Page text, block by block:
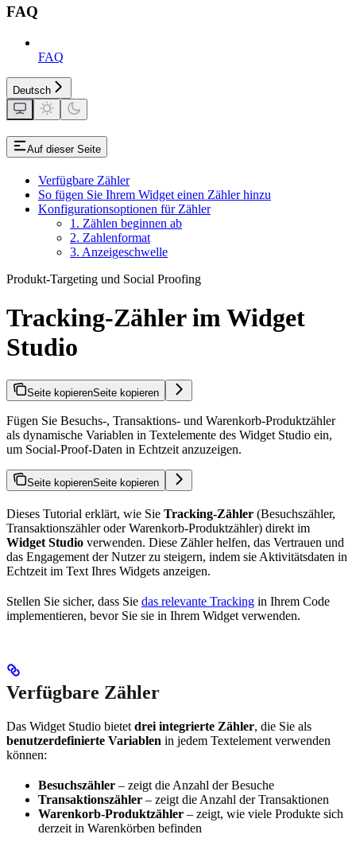
FAQ
FAQ
Deutsch
Auf dieser Seite
Verfügbare Zähler
So fügen Sie Ihrem Widget einen Zähler hinzu
Konfigurationsoptionen für Zähler
1. Zählen beginnen ab
2. Zahlenformat
3. Anzeigeschwelle
Produkt-Targeting und Social Proofing
Tracking-Zähler im Widget
Studio
Seite kopierenSeite kopieren
Fügen Sie Besuchs-, Transaktions- und Warenkorb-Produktzähler
als dynamische Variablen in Textelemente des Widget Studio ein,
um Social-Proof-Daten in Echtzeit anzuzeigen.
Seite kopierenSeite kopieren
Dieses Tutorial erklärt, wie Sie Tracking-Zähler (Besuchszähler,
Transaktionszähler oder Warenkorb-Produktzähler) direkt im
Widget Studio verwenden. Diese Zähler helfen, das Vertrauen und
das Engagement der Nutzer zu steigern, indem sie Aktivitätsdaten in
Echtzeit im Text Ihres Widgets anzeigen.
Stellen Sie sicher, dass Sie das relevante Tracking in Ihrem Code
implementieren, bevor Sie sie in Ihrem Widget verwenden.
Verfügbare Zähler
Das Widget Studio bietet drei integrierte Zähler, die Sie als
benutzerdefinierte Variablen in jedem Textelement verwenden
können:
Besuchszähler – zeigt die Anzahl der Besuche
Transaktionszähler – zeigt die Anzahl der Transaktionen
Warenkorb-Produktzähler – zeigt, wie viele Produkte sich
derzeit in Warenkörben befinden